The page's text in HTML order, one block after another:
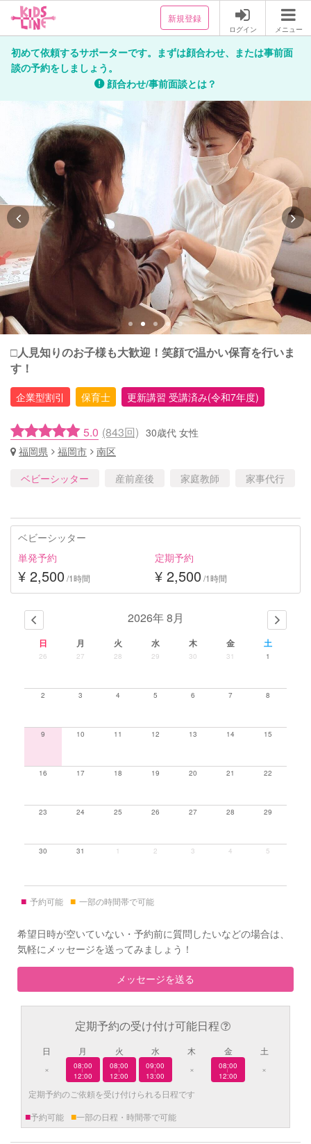
新規登録
ログイン メニュー
初めて依頼するサポーターです。まずは顔合わせ、または事前面
談の予約をしましょう。
顔合わせ/事前面談とは？
□︎人見知りのお子様も大歓迎！笑顔で温かい保育を行いま
す！
企業型割引 保育士 更新講習 受講済み(令和7年度)
5.0 (843回) 30歳代 女性
福岡県
福岡市
南区
ベビーシッター
産前産後 家庭教師 家事代行
ベビーシッター
単発予約
¥ 2,500 /1時間
定期予約
¥ 2,500 /1時間
2026年 8月
日 月 火 水 木 金 土
26 27 28 29 30 31 1
2 3 4 5 6 7 8
9 10 11 12 13 14 15
16 17 18 19 20 21 22
23 24 25 26 27 28 29
30 31 1 2 3 4 5
■ 予約可能 ■ 一部の時間帯で可能
希望日時が空いていない・予約前に質問したいなどの場合は、
気軽にメッセージを送ってみましょう！
メッセージを送る
定期予約の受け付け可能日程
日
×
月
08:00
|
12:00
火
08:00
|
12:00
水
09:00
|
13:00
木
×
金
08:00
|
12:00
土
×
定期予約のご依頼を受け付けられる日程です
■予約可能 ■一部の日程・時間帯で可能